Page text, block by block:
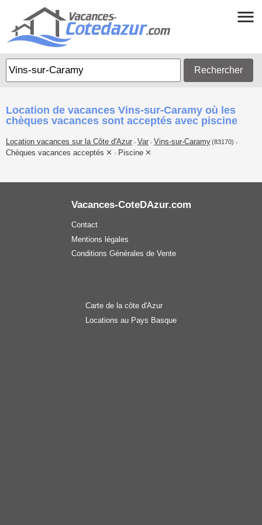
Rechercher
Location de vacances Vins-sur-Caramy où les
chèques vacances sont acceptés avec piscine
Location vacances sur la Côte d'Azur > Var > Vins-sur-Caramy(83170) >
Chèques vacances acceptés > Piscine
Vacances-CoteDAzur.com
Contact
Mentions légales
Conditions Générales de Vente
Carte de la côte d'Azur
Locations au Pays Basque